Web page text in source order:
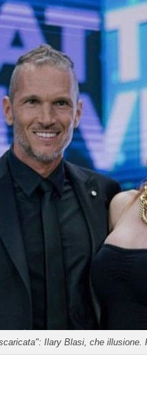
Ilary Blasi, che illusione.